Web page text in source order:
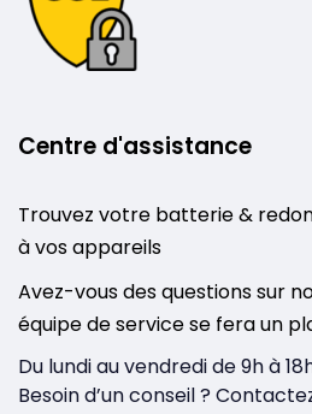
Centre d'assistance
Trouvez votre batterie &
à vos appareils
Avez-vous des questions sur
équipe de service se fera un
Du lundi au vendredi de 9h à
Besoin d’un conseil ?